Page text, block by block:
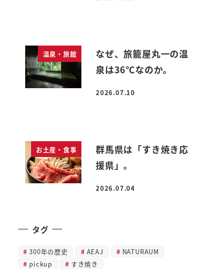
投稿日
温泉・旅館
なぜ、旅籠屋丸一の温
泉は36℃なのか。
投稿日
2026.07.10
お土産・食事
群馬県は「すき焼き応
援県」。
投稿日
2026.07.04
タグ
300年の歴史 AEAJ
NATURAUM
pickup
すき焼き